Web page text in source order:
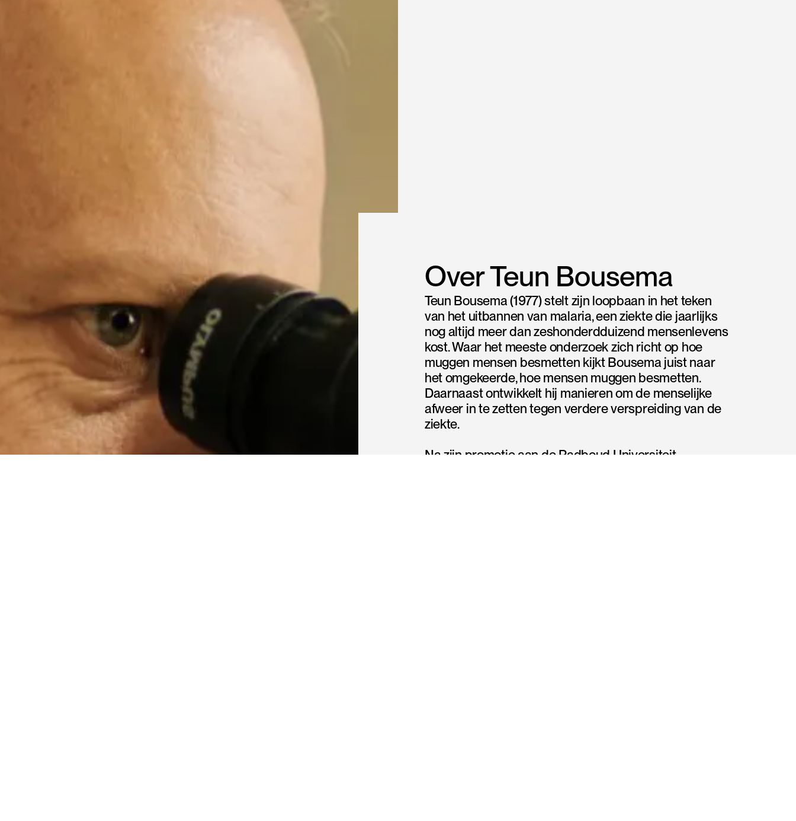
Over Teun Bousema
Teun Bousema (1977) stelt zijn loopbaan in het teken
van het uitbannen van malaria, een ziekte die jaarlijks
nog altijd meer dan zeshonderdduizend mensenlevens
kost. Waar het meeste onderzoek zich richt op hoe
muggen mensen besmetten kijkt Bousema juist naar
het omgekeerde, hoe mensen muggen besmetten.
Daarnaast ontwikkelt hij manieren om de menselijke
afweer in te zetten tegen verdere verspreiding van de
ziekte.
Na zijn promotie aan de Radboud Universiteit